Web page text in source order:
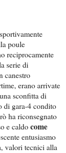
poule
reciprocamente
serie di
canestro
erano arrivate
sconfitta di
di gara-4 condito
ha riconsegnato
e caldocome
entusiasmo
valori tecnici alla